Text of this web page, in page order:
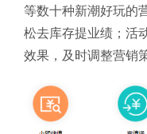
等数十种新潮好玩的
松去库存提业绩；活
效果，及时调整